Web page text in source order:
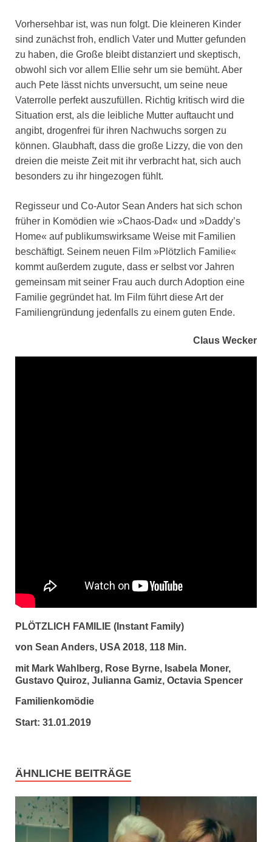
Vorhersehbar ist, was nun folgt. Die kleineren Kinder
sind zunächst froh, endlich Vater und Mutter gefunden
zu haben, die Große bleibt distanziert und skeptisch,
obwohl sich vor allem Ellie sehr um sie bemüht. Aber
auch Pete lässt nichts unversucht, um seine neue
Vaterrolle perfekt auszufüllen. Richtig kritisch wird die
Situation erst, als die leibliche Mutter auftaucht und
angibt, drogenfrei für ihren Nachwuchs sorgen zu
können. Glaubhaft, dass die große Lizzy, die von den
dreien die meiste Zeit mit ihr verbracht hat, sich auch
besonders zu ihr hingezogen fühlt.
Regisseur und Co-Autor Sean Anders hat sich schon
früher in Komödien wie »Chaos-Dad« und »Daddy’s
Home« auf publikumswirksame Weise mit Familien
beschäftigt. Seinem neuen Film »Plötzlich Familie«
kommt außerdem zugute, dass er selbst vor Jahren
gemeinsam mit seiner Frau auch durch Adoption eine
Familie gegründet hat. Im Film führt diese Art der
Familiengründung jedenfalls zu einem guten Ende.
Claus Wecker
PLÖTZLICH FAMILIE (Instant Family)
von Sean Anders, USA 2018, 118 Min.
mit Mark Wahlberg, Rose Byrne, Isabela Moner,
Gustavo Quiroz, Julianna Gamiz, Octavia Spencer
Familienkomödie
Start: 31.01.2019
ÄHNLICHE BEITRÄGE